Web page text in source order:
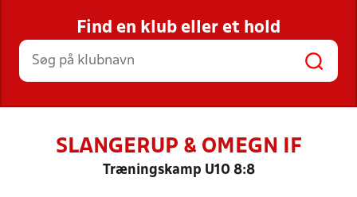
STILLINGER, RESULTATER, KLUBBER OG
HOLD
Find en klub eller et hold
SLANGERUP & OMEGN IF
Træningskamp U10 8:8